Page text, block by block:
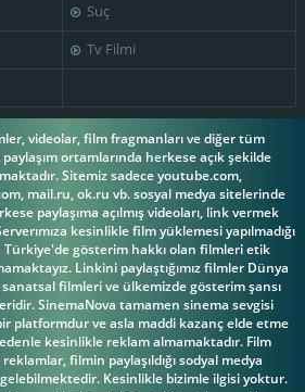
Suç
Tv Filmi
videolar, film fragmanları ve diğer tüm
ortamlarında herkese açık şekilde
Sitemiz sadece youtube.com,
mail.ru, ok.ru vb. sosyal medya sitelerinde
paylaşıma açılmış videoları, link vermek
kesinlikle film yüklemesi yapılmadığı
Türkiye'de gösterim hakkı olan filmleri etik
Linkini paylaştığımız filmler Dünya
sanatsal filmleri ve ülkemizde gösterim şansı
SinemaNova tamamen sinema sevgisi
platformdur ve asla maddi kazanç elde etme
kesinlikle reklam almamaktadır. Film
filmin paylaşıldığı sodyal medya
Kesinlikle bizimle ilgisi yoktur.